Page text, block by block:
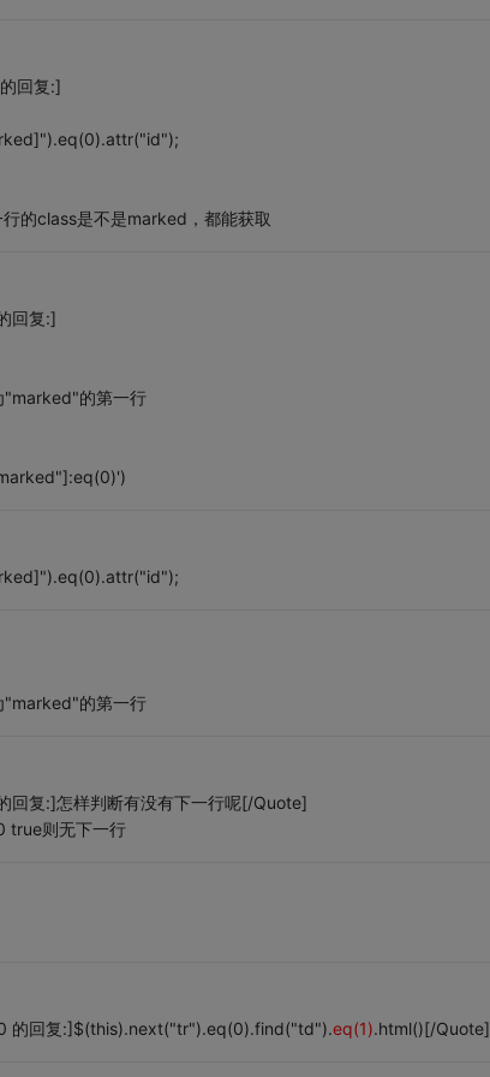
回复:]
的class是不是marked，都能获取
回复:]
"marked"的第一行
"marked"的第一行
回复:]怎样判断有没有下一行呢[/Quote]
true则无下一行
的回复:]$(this).next("tr").eq(0).find("td").eq(1).html()[/Quote]